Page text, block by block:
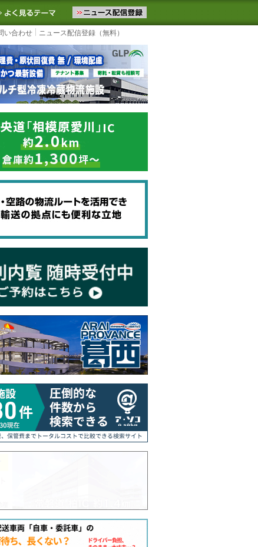
ースをお届けします。物流ニュースメール配信を登録す
お気に入りに追加 よく見るテーマ
い合わせ ニュース配信登録（無料）